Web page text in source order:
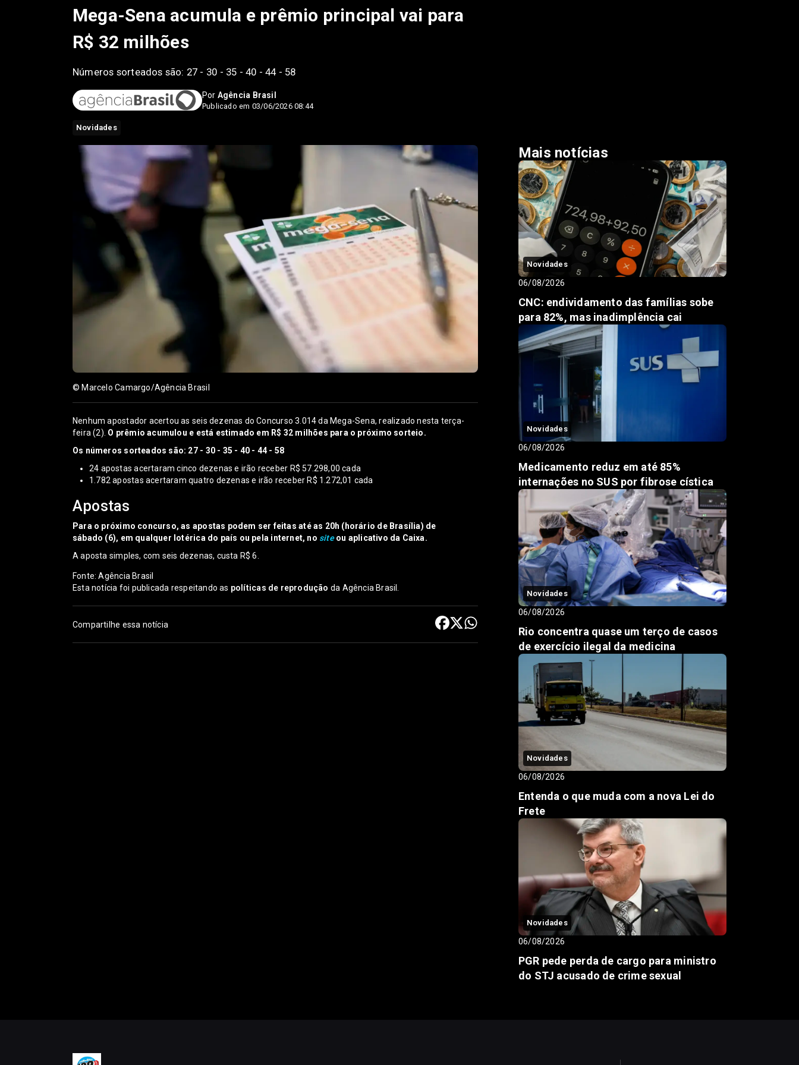
Mega-Sena acumula e prêmio principal vai para
R$ 32 milhões
Números sorteados são: 27 - 30 - 35 - 40 - 44 - 58
Por Agência Brasil
Publicado em 03/06/2026 08:44
Novidades
© Marcelo Camargo/Agência Brasil
Nenhum apostador acertou as seis dezenas do Concurso 3.014 da Mega-Sena, realizado nesta terça-
feira (2). O prêmio acumulou e está estimado em R$ 32 milhões para o próximo sorteio.
Os números sorteados são: 27 - 30 - 35 - 40 - 44 - 58
24 apostas acertaram cinco dezenas e irão receber R$ 57.298,00 cada
1.782 apostas acertaram quatro dezenas e irão receber R$ 1.272,01 cada
Apostas
Para o próximo concurso, as apostas podem ser feitas até as 20h (horário de Brasília) de
sábado (6), em qualquer lotérica do país ou pela internet, no siteou aplicativo da Caixa.
A aposta simples, com seis dezenas, custa R$ 6.
Fonte: Agência Brasil
Esta notícia foi publicada respeitando as políticas de reprodução da Agência Brasil.
Compartilhe essa notícia
Mais notícias
Novidades
06/08/2026
CNC: endividamento das famílias sobe
para 82%, mas inadimplência cai
Novidades
06/08/2026
Medicamento reduz em até 85%
internações no SUS por fibrose cística
Novidades
06/08/2026
Rio concentra quase um terço de casos
de exercício ilegal da medicina
Novidades
06/08/2026
Entenda o que muda com a nova Lei do
Frete
Novidades
06/08/2026
PGR pede perda de cargo para ministro
do STJ acusado de crime sexual